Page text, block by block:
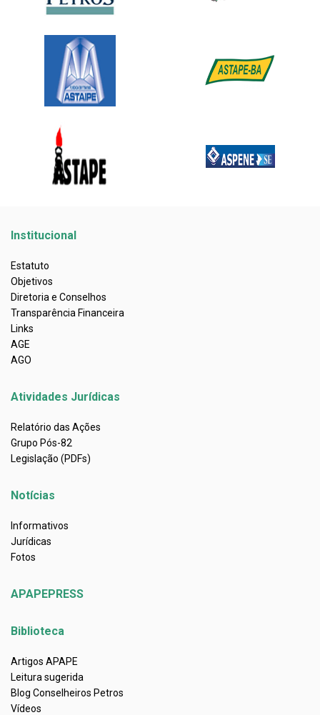
Institucional
Estatuto
Objetivos
Diretoria e Conselhos
Transparência Financeira
Links
AGE
AGO
Atividades Jurídicas
Relatório das Ações
Grupo Pós-82
Legislação (PDFs)
Notícias
Informativos
Jurídicas
Fotos
APAPEPRESS
Biblioteca
Artigos APAPE
Leitura sugerida
Blog Conselheiros Petros
Vídeos